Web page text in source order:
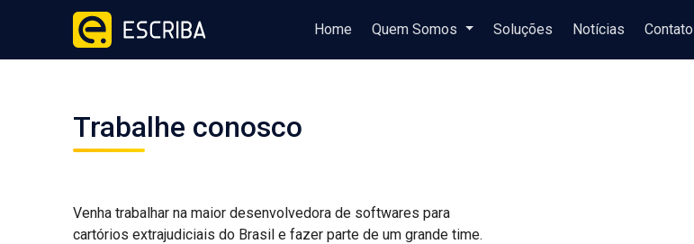
Home Quem Somos Soluções Notícias Contato
Trabalhe conosco
Venha trabalhar na maior desenvolvedora de softwares para
cartórios extrajudiciais do Brasil e fazer parte de um grande time.